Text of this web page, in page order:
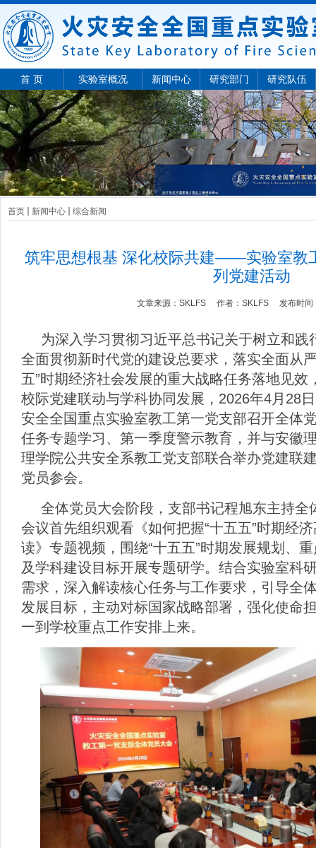
首 页 实验室概况 新闻中心 研究部门 研究队伍
首页 新闻中心 综合新闻
筑牢思想根基 深化校际共建——实验室教
列党建活动
文章来源： SKLFS 作者： SKLFS 发布时间
为深入学习贯彻习近平总书记关于树立和践
全面贯彻新时代党的建设总要求，落实全面从
五”时期经济社会发展的重大战略任务落地见
校际党建联动与学科协同发展， 2026年4月 28
安全全国重点实验室教工第一党支部召开全体
任务专题学习、第一季度警示教育，并与安徽
理学院公共安全系教工党支部联合举办党建联
党员参会。
全体党员大会阶段，支部书记程旭东主持全
会议首先组织观看《如何把握“十五五”时期经
读》专题视频，围绕“十五五”时期发展规划、
及学科建设目标开展专题研学。结合实验室科
需求，深入解读核心任务与工作要求，引导全
发展目标，主动对标国家战略部署，强化使命
一到学校重点工作安排上来。